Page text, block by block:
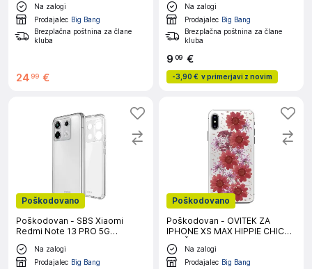
Na zalogi
Prodajalec Big Bang
Brezplačna poštnina za člane
kluba
24 99 €
Na zalogi
Prodajalec Big Bang
Brezplačna poštnina za člane
kluba
9 09 €
-3,90 € v primerjavi z novim
Poškodovano
Poškodovan - SBS Xiaomi
Redmi Note 13 PRO 5G
prozoren ovitek
Na zalogi
Prodajalec Big Bang
Poškodovano
Poškodovan - OVITEK ZA
IPHONE XS MAX HIPPIE CHIC
RDEČ PURO
Na zalogi
Prodajalec Big Bang